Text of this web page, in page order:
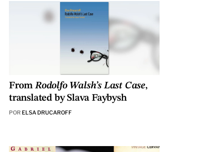
FromRodolfo Walsh’s Last Case,
translated by Slava Faybysh
POR ELSA DRUCAROFF